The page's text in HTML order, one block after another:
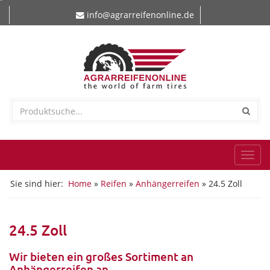
info@agrarreifenonline.de
Sie sind hier: Home » Reifen » Anhängerreifen » 24.5 Zoll
24.5 Zoll
Wir bieten ein großes Sortiment an